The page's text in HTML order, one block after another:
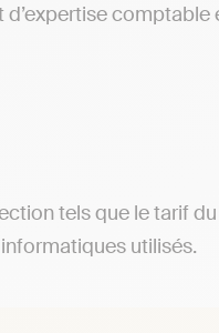
tels que le tarif
utilisés.